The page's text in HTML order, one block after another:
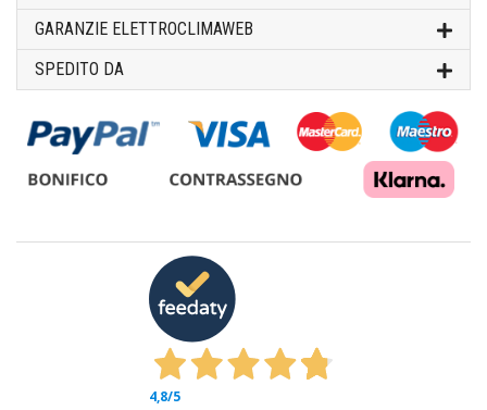
GARANZIE ELETTROCLIMAWEB
SPEDITO DA
4,8/5